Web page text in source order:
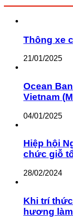
Thông xe
21/01/2025
Ocean
Vietnam
04/01/2025
Hiệp hội
chức giỗ
28/02/2024
Khi trí
hương